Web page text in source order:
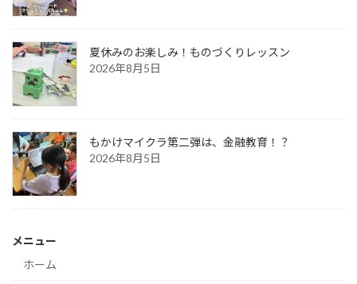
夏休みのお楽しみ！ものづくりレッスン
2026年8月5日
もかけマイクラ第二弾は、金融教育！？
2026年8月5日
メニュー
ホーム